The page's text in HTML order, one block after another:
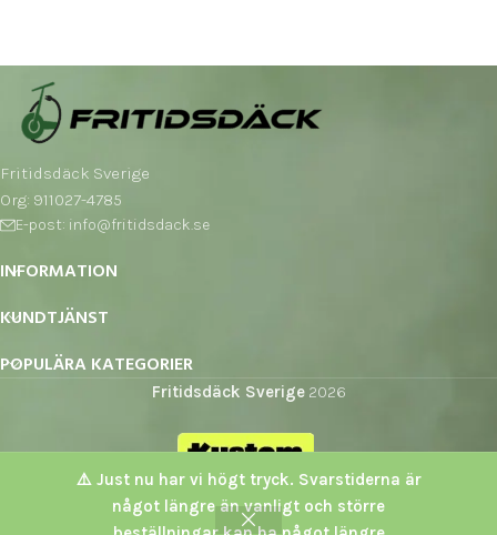
⚠️ Just nu har vi högt tryck. Svarstiderna är
något längre än vanligt och större
Fritidsdäck Sverige
Org: 911027-4785
E-post: info@fritidsdack.se
INFORMATION
KUNDTJÄNST
POPULÄRA KATEGORIER
Fritidsdäck Sverige 2026